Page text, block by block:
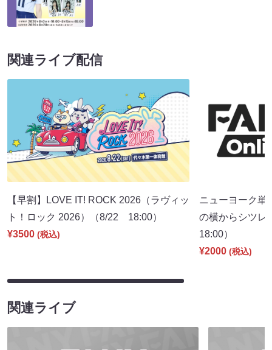
関連ライブ配信
【早割】LOVE IT! ROCK 2026（ラヴィッ
ト！ロック 2026）（8/22 18:00）
¥3500 (税込)
ニューヨーク単
の横からシツ
18:00）
¥2000 (税込)
関連ライブ